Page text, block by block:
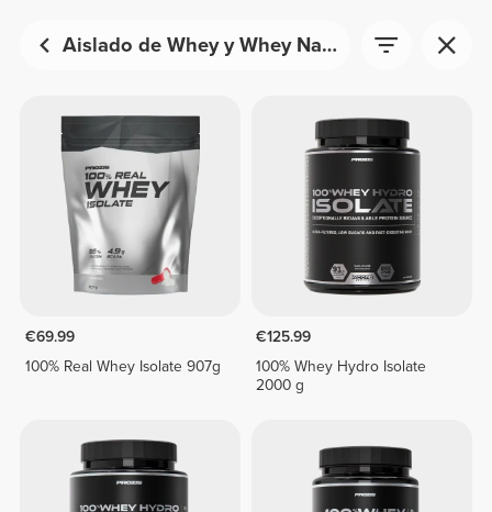
Aislado de Whey y Whey Nativa
€69.99
100% Real Whey Isolate 907g
€125.99
100% Whey Hydro Isolate
2000 g